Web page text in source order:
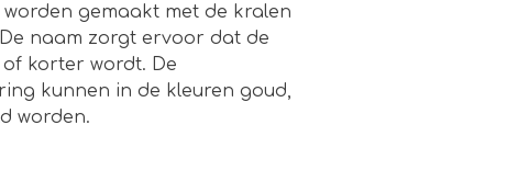
gemaakt met de kralen
naam zorgt ervoor dat de
korter wordt. De
kunnen in de kleuren goud,
worden.